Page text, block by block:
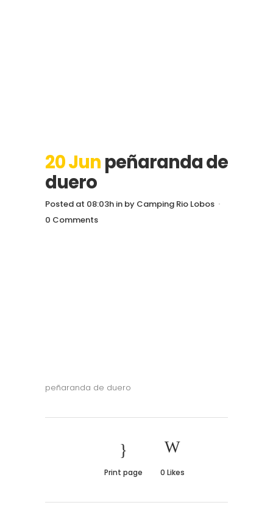
20 Jun peñaranda de
duero
Posted at 08:03h in by Camping Rio Lobos
0 Comments
peñaranda de duero
Print page 0 Likes